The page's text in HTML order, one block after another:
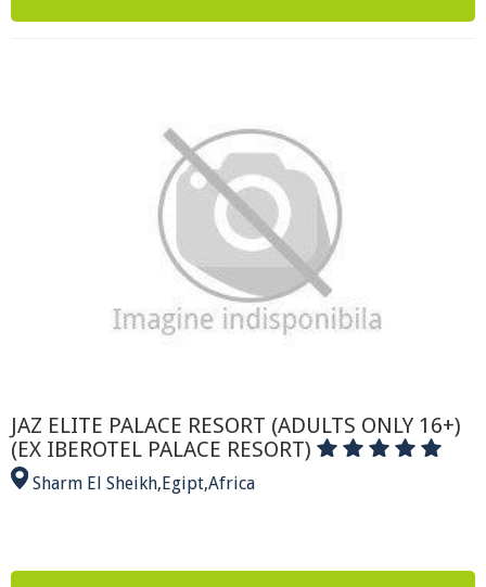
JAZ ELITE PALACE RESORT (ADULTS ONLY 16+)
(EX IBEROTEL PALACE RESORT)
Sharm El Sheikh,Egipt,Africa